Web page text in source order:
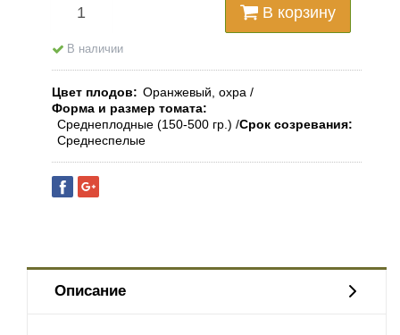
В корзину
В наличии
Цвет плодов
Оранжевый, охра
Форма и размер томата
Среднеплодные (150-500 гр.) Срок созревания
Среднеспелые
Описание